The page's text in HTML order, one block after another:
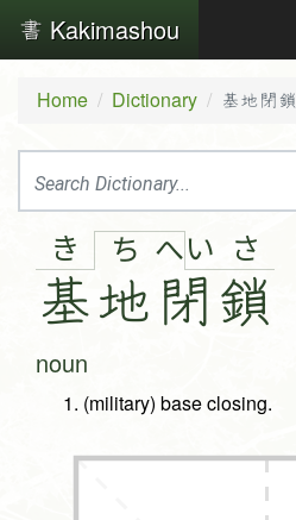
Kakimashou
Home Dictionary 基地閉鎖
き
基
ち
地
へい
閉
さ
鎖
noun
(military) base closing.